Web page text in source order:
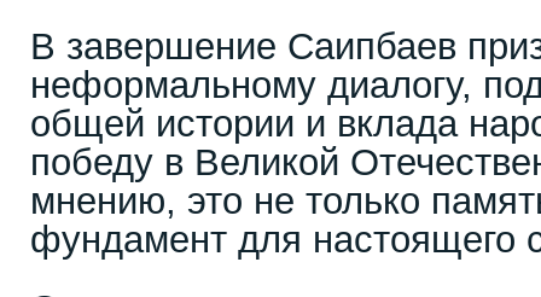
В завершение Саипбаев
неформальному диалогу,
общей истории и вклада
победу в Великой
мнению, это не только
фундамент для настоящего